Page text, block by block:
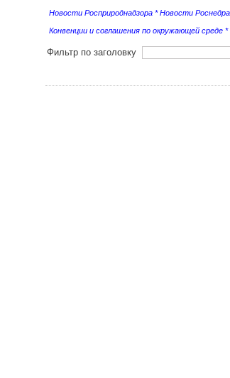
Новости Росприроднадзора*Новости Роснедра
Конвенции и соглашения по окружающей среде*
Фильтр по заголовку